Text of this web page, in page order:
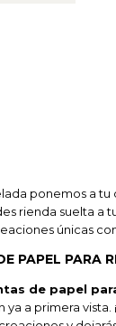
ponemos a
rienda suelta a
únicas
PAPEL PARA
de papel
ya a primera